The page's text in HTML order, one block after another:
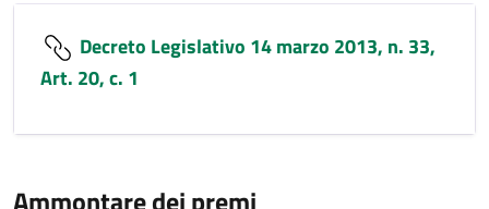
Decreto Legislativo 14 marzo 2013, n. 33,
Art. 20, c. 1
Ammontare dei premi